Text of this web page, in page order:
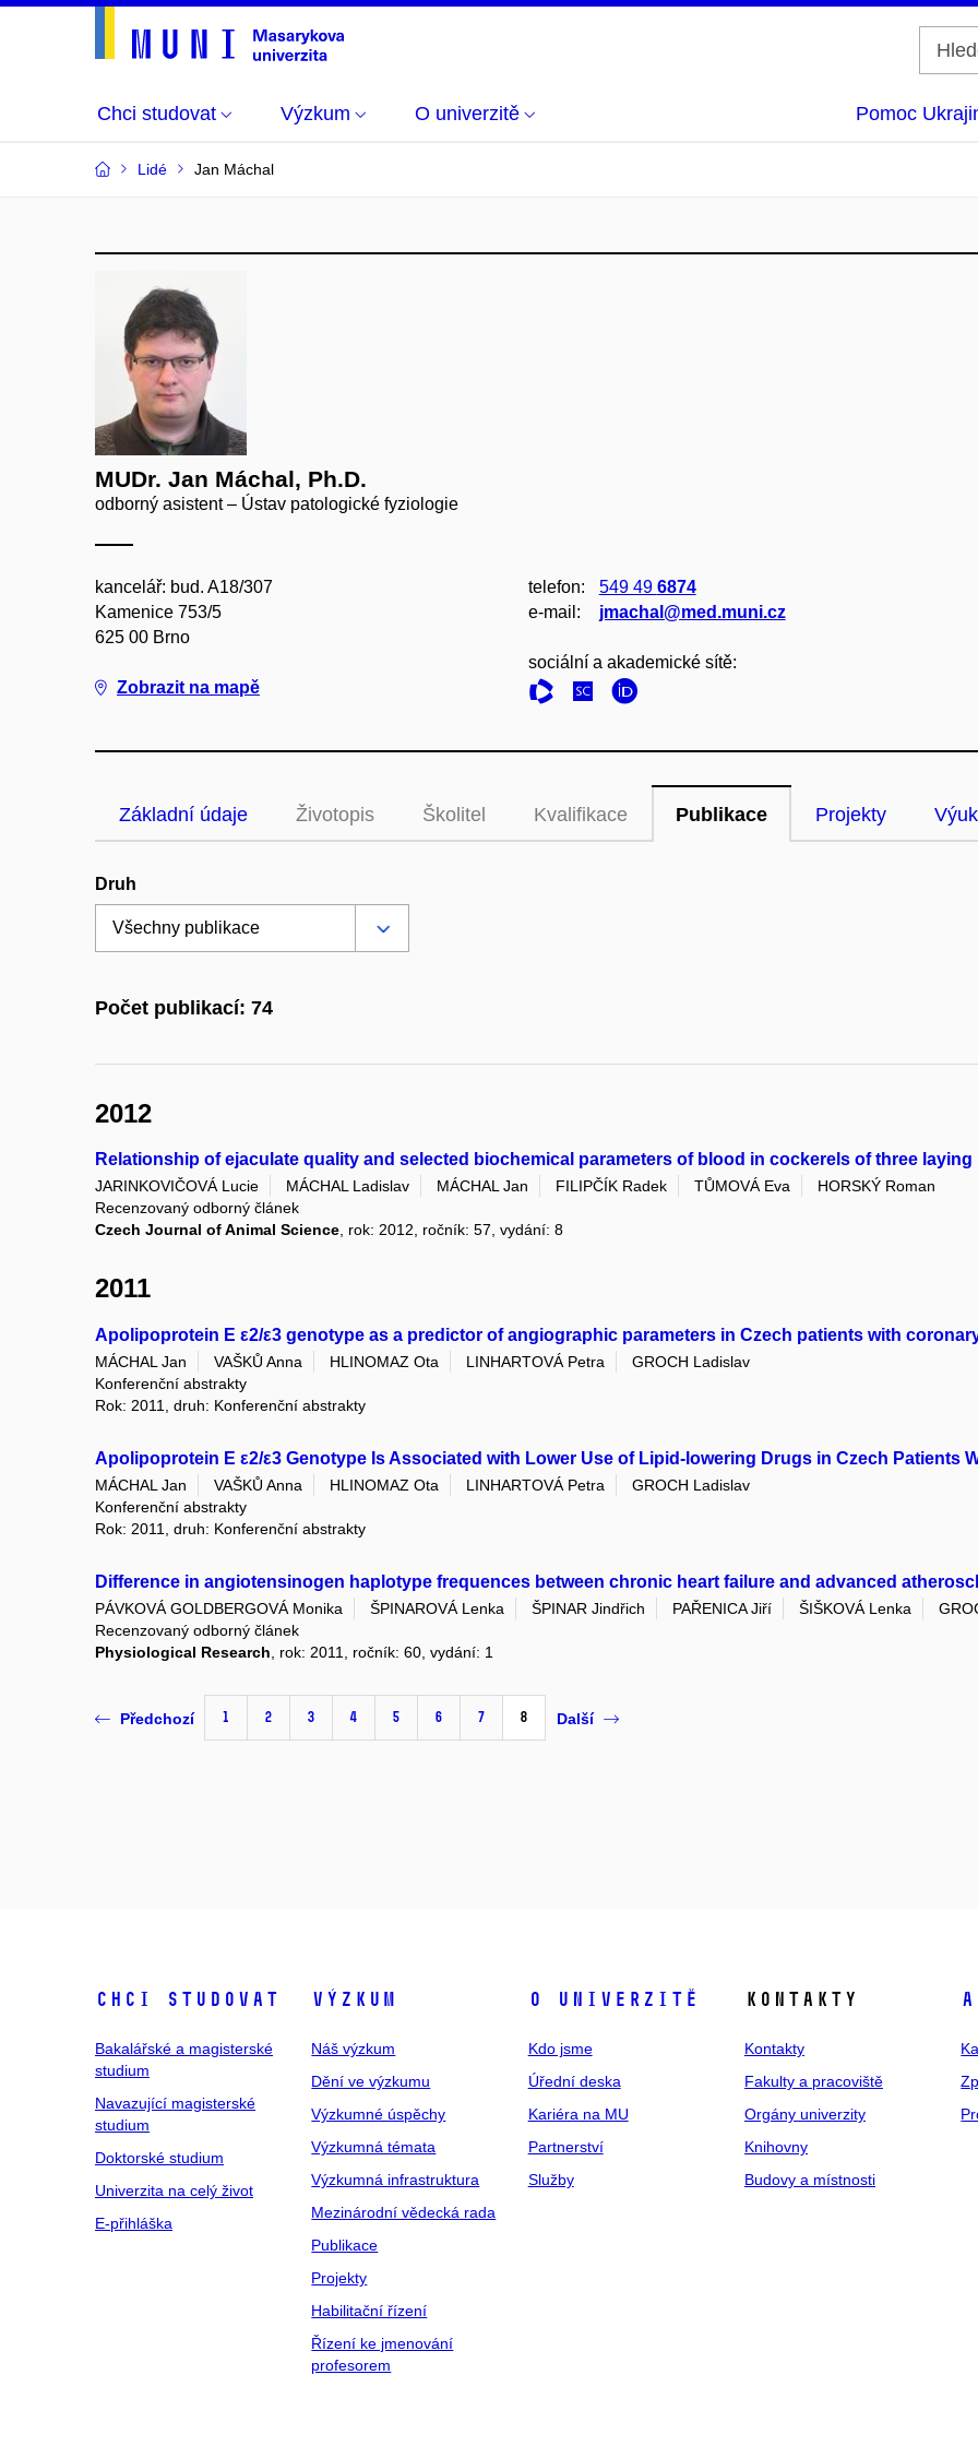
Chci studovat Výzkum O univerzitě Pomoc
Lidé Jan Máchal
MUDr. Jan Máchal, Ph.D.
odborný asistent – Ústav patologické fyziologie
kancelář: bud. A18/307
Kamenice 753/5
625 00 Brno
Zobrazit na mapě
telefon: 549 49 6874
e‑mail:
jmachal@med.muni.cz
sociální a akademické sítě:
Základní údaje Životopis Školitel Kvalifikace Publikace Projekty
Druh
Počet publikací: 74
2012
Relationship of ejaculate quality and selected biochemical parameters of blood in cockerels of three laying
JARINKOVIČOVÁ Lucie MÁCHAL Ladislav MÁCHAL Jan FILIPČÍK Radek TŮMOVÁ Eva
HORSKÝ Roman
Recenzovaný odborný článek
Czech Journal of Animal Science, rok: 2012, ročník: 57, vydání: 8
2011
Apolipoprotein E ε2/ε3 genotype as a predictor of angiographic parameters in Czech patients with
MÁCHAL Jan VAŠKŮ Anna HLINOMAZ Ota LINHARTOVÁ Petra
GROCH Ladislav
Konferenční abstrakty
Rok: 2011, druh: Konferenční abstrakty
Apolipoprotein E ε2/ε3 Genotype Is Associated with Lower Use of Lipid-lowering Drugs in Czech Patients
MÁCHAL Jan VAŠKŮ Anna HLINOMAZ Ota LINHARTOVÁ Petra
GROCH Ladislav
Konferenční abstrakty
Rok: 2011, druh: Konferenční abstrakty
Difference in angiotensinogen haplotype frequences between chronic heart failure and advanced
PÁVKOVÁ GOLDBERGOVÁ Monika ŠPINAROVÁ Lenka ŠPINAR Jindřich PAŘENICA Jiří ŠIŠKOVÁ Lenka
Recenzovaný odborný článek
Physiological Research, rok: 2011, ročník: 60, vydání: 1
Předchozí 1 2 3 4 5 6 7 8 Další
Chci studovat
Bakalářské a magisterské
studium
Navazující magisterské
studium
Doktorské studium
Univerzita na celý život
E-přihláška
Výzkum
Náš výzkum
Dění ve výzkumu
Výzkumné úspěchy
Výzkumná témata
Výzkumná infrastruktura
Mezinárodní vědecká rada
Publikace
Projekty
Habilitační řízení
Řízení ke jmenování
profesorem
O univerzitě
Kdo jsme
Úřední deska
Kariéra na MU
Partnerství
Služby
Kontakty
Kontakty
Fakulty a pracoviště
Orgány univerzity
Knihovny
Budovy a místnosti